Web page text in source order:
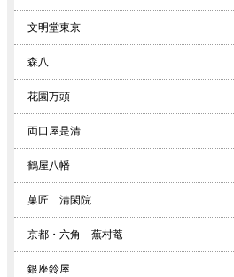
文明堂東京
森八
花園万頭
両口屋是清
鶴屋八幡
菓匠 清閑院
京都・六角 蕪村菴
銀座鈴屋